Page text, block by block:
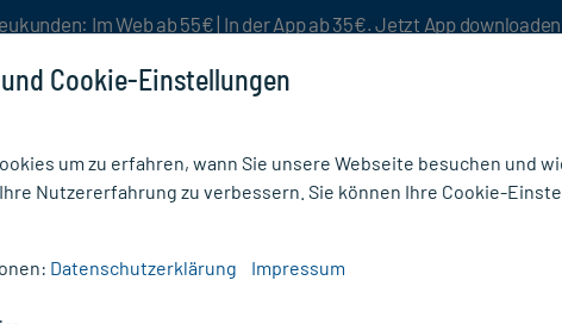
Im Web ab 55€ | In der App ab 35€. Jetzt App downloaden
Cookie-Einstellungen
um zu erfahren, wann Sie unsere Webseite besuchen und
Nutzererfahrung zu verbessern. Sie können Ihre Cookie-
Datenschutzerklärung Impressum